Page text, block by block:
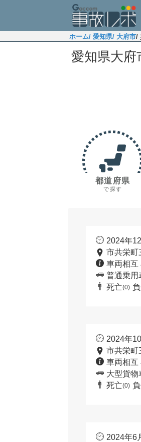
ホーム/ 愛知県/ 大府市/
愛知県大府
都道府県
で探す
2024年
市共栄町
車両相互
普通乗用
死亡(0)
2024年
市共栄町
車両相互
大型貨物
死亡(0)
2024年6